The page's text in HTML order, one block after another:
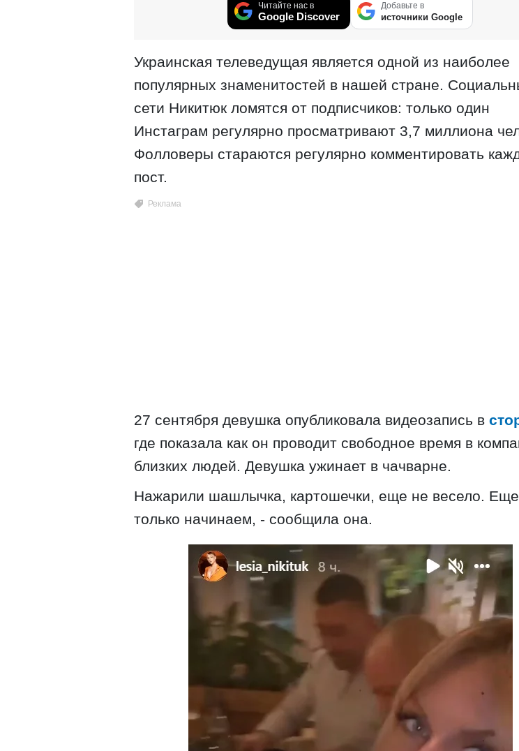
Читайте нас в
Google Discover
Добавьте в
источники Google
Украинская телеведущая является одной из наиболее
популярных знаменитостей в нашей стране.
сети Никитюк ломятся от подписчиков: только один
Инстаграм регулярно просматривают 3,7 миллиона
Фолловеры стараются регулярно комментировать
пост.
27 сентября девушка опубликовала видеозапись в
где показала как он проводит свободное время в
близких людей. Девушка ужинает в чачварне.
Нажарили шашлычка, картошечки, еще не весело. Еще
только начинаем, - сообщила она.